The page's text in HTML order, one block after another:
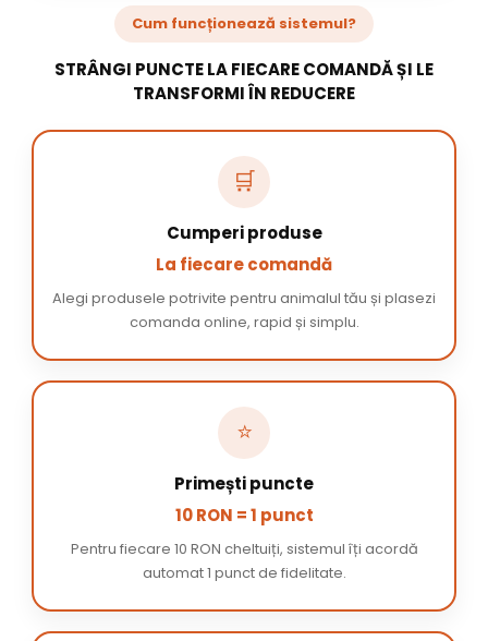
Cum funcționează sistemul?
STRÂNGI PUNCTE LA FIECARE COMANDĂ ȘI LE
TRANSFORMI ÎN REDUCERE
🛒
Cumperi produse
La fiecare comandă
Alegi produsele potrivite pentru animalul tău și plasezi
comanda online, rapid și simplu.
⭐
Primești puncte
10 RON = 1 punct
Pentru fiecare 10 RON cheltuiți, sistemul îți acordă
automat 1 punct de fidelitate.